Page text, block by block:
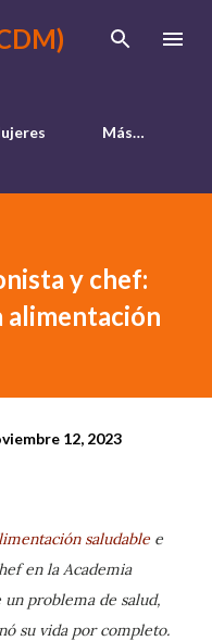
Más…
y chef:
alimentación
12, 2023
saludable e
en la Academia
problema de salud,
su vida por completo.